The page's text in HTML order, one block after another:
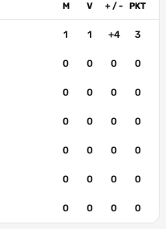
M V + / - PKT
1 1 +4 3
0 0 0 0
0 0 0 0
0 0 0 0
0 0 0 0
0 0 0 0
0 0 0 0